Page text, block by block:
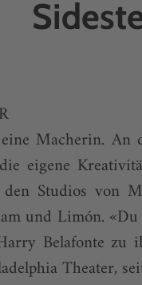
Macherin. An
eigene
Studios von
und Limón.
Belafonte
Theater,